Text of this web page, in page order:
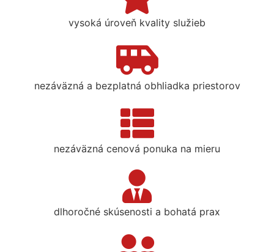
vysoká úroveň kvality služieb
nezáväzná a bezplatná obhliadka priestorov
nezáväzná cenová ponuka na mieru
dlhoročné skúsenosti a bohatá prax